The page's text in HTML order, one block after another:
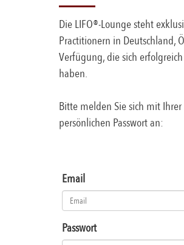
Die LIFO®-Lounge steht
Practitionern in Deutschland,
Verfügung, die sich
haben.
Bitte melden Sie sich mit
persönlichen Passwort an:
Email
Passwort